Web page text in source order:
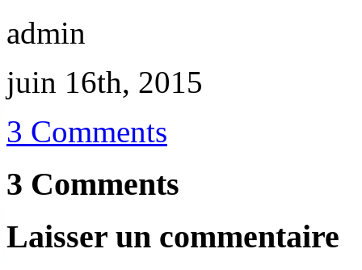
admin
juin 16th, 2015
3 Comments
3 Comments
Laisser un commentaire